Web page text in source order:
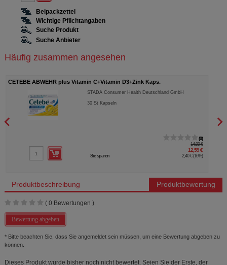
Beipackzettel
Wichtige Pflichtangaben
Suche Produkt
Suche Anbieter
Häufig zusammen angesehen
CETEBE ABWEHR plus Vitamin C+Vitamin D3+Zink Kaps.
STADA Consumer Health Deutschland GmbH
30St Kapseln
0
14,99 €
12,59 €
Sie sparen 2,40 € (16%)
Produktbeschreibung Produktbewertung
( 0 Bewertungen )
Bewertung abgeben
* Bitte beachten Sie, dass Sie angemeldet sein müssen, um eine Bewertung abgeben zu
können.
Dieses Produkt wurde bisher noch nicht bewertet. Seien Sie der Erste, der